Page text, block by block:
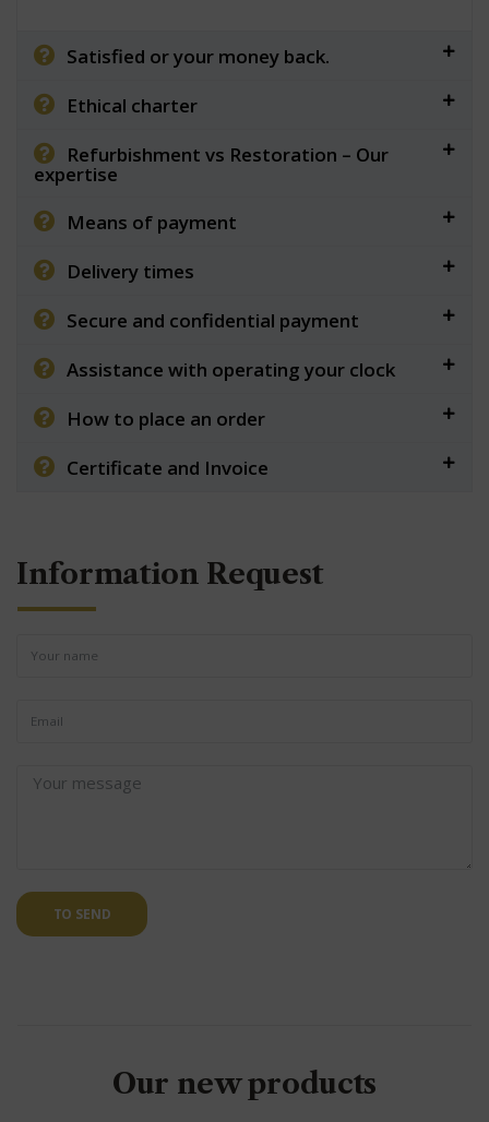
Satisfied or your money back.
Ethical charter
Refurbishment vs Restoration – Our
expertise
Means of payment
Delivery times
Secure and confidential payment
Assistance with operating your clock
How to place an order
Certificate and Invoice
Information Request
TO SEND
Our new products